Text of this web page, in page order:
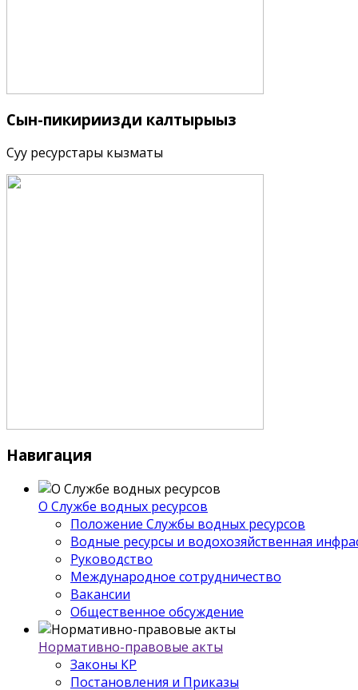
Сын-пикириңизди калтырыңыз
Суу ресурстары кызматы
Навигация
О Службе водных ресурсов
Положение Службы водных ресурсов
Водные ресурсы и водохозяйственная
Руководство
Международное сотрудничество
Вакансии
Общественное обсуждение
Нормативно-правовые акты
Законы КР
Постановления и Приказы